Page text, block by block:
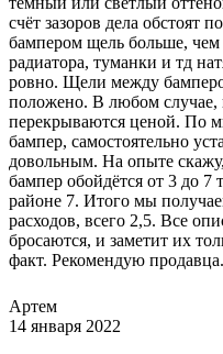
счёт зазоров дела обстоят
бампером щель больше,
радиатора, туманки и тд
ровно. Щели между
положено. В любом
перекрываются ценой. По
бампер, самостоятельно
довольным. На опыте
бампер обойдётся от 3 до 7
районе 7. Итого мы
расходов, всего 2,5. Все
бросаются, и заметит их
факт. Рекомендую
Артем
14 января 2022